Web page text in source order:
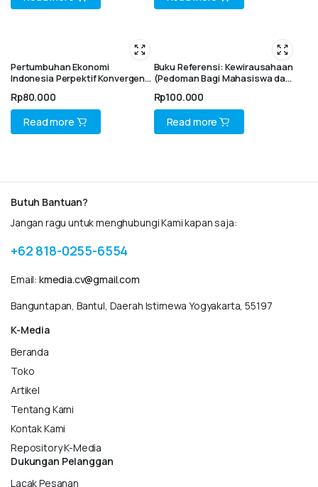
Pertumbuhan Ekonomi
Indonesia Perpektif Konvergensi
Rp80.000
Read more
Buku Referensi: Kewirausahaan
(Pedoman Bagi Mahasiswa dan
Rp100.000
Read more
Butuh Bantuan?
Jangan ragu untuk menghubungi Kami kapan saja:
+62 818-0255-6554
Email: kmedia.cv@gmail.com
Banguntapan, Bantul, Daerah Istimewa Yogyakarta, 55197
K-Media
Beranda
Toko
Artikel
Tentang Kami
Kontak Kami
Repository K-Media
Dukungan Pelanggan
Lacak Pesanan